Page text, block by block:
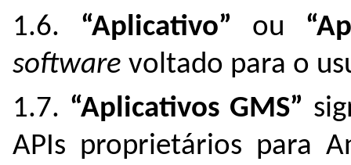
1.6. “Aplicativo” ou
software voltado para o
1.7. “Aplicativos GMS”
APIs proprietários para